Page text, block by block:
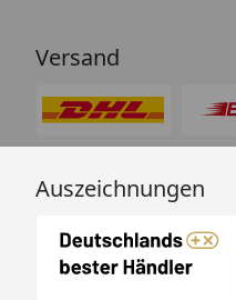
Versand
Auszeichnungen